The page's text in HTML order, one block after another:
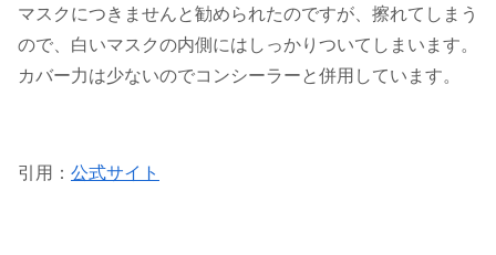
マスクにつきませんと勧められたのですが、擦れてしまう
ので、白いマスクの内側にはしっかりついてしまいます。
カバー力は少ないのでコンシーラーと併用しています。
引用： 公式サイト